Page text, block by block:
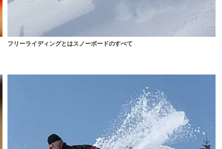
フリーライディングとはスノーボードのすべて